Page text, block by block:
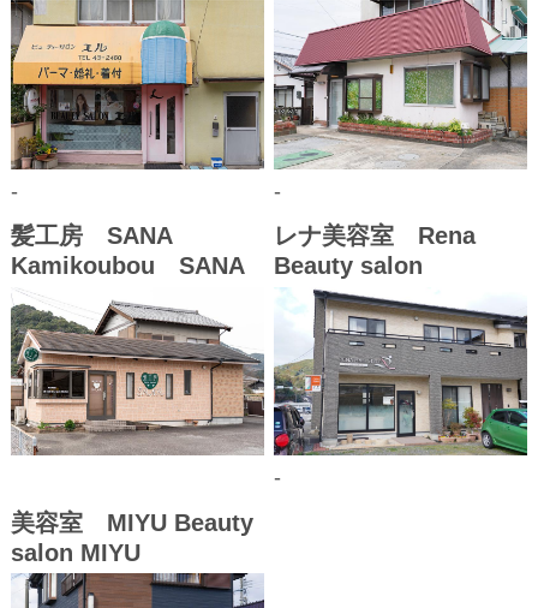
- -
髪工房 SANA
Kamikoubou SANA
レナ美容室 Rena
Beauty salon
-
美容室 MIYU Beauty
salon MIYU